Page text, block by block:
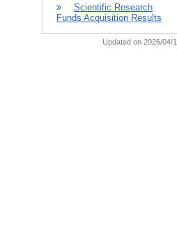
Scientific Research
Funds Acquisition Results
Updated on 2026/04/